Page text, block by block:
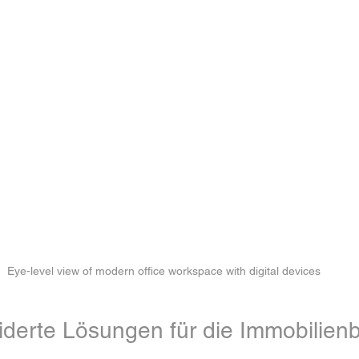
Eye-level view of modern office workspace with digital devices
Lösungen für die